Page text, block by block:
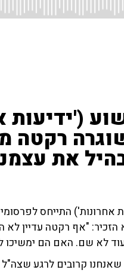
רקטה
את
אחרונות') התייחס
הזכיר: "אף רקטה עדיין
לא שם. האם הם ימשיכו
שאנחנו קרובים לרגע